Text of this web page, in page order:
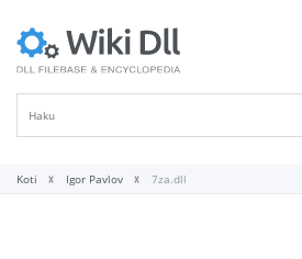
Koti Igor Pavlov 7za.dll